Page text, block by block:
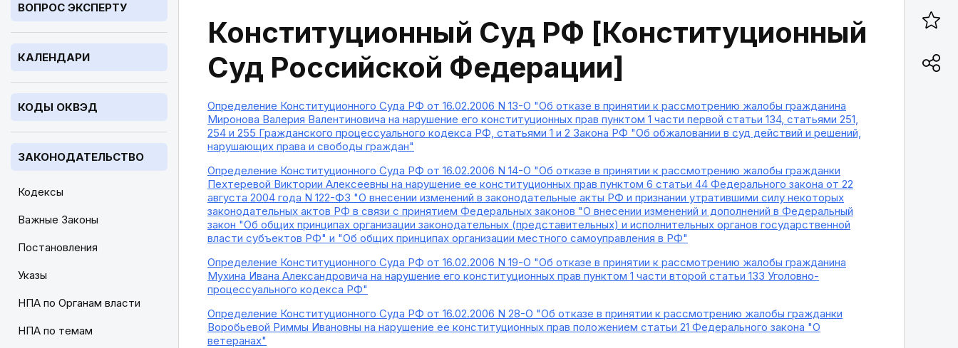
ВОПРОС ЭКСПЕРТУ
КАЛЕНДАРИ
КОДЫ ОКВЭД
ЗАКОНОДАТЕЛЬСТВО
Кодексы
Важные Законы
Постановления
Указы
НПА по Органам власти
НПА по темам
Конституционный Суд РФ [Конституционный
Суд Российской Федерации]
Определение Конституционного Суда РФ от 16.02.2006 N 13-О "Об отказе в принятии к рассмотрению жалобы гражданина
Миронова Валерия Валентиновича на нарушение его конституционных прав пунктом 1 части первой статьи 134, статьями 251,
254 и 255 Гражданского процессуального кодекса РФ, статьями 1 и 2 Закона РФ "Об обжаловании в суд действий и решений,
нарушающих права и свободы граждан"
Определение Конституционного Суда РФ от 16.02.2006 N 14-О "Об отказе в принятии к рассмотрению жалобы гражданки
Пехтеревой Виктории Алексеевны на нарушение ее конституционных прав пунктом 6 статьи 44 Федерального закона от 22
августа 2004 года N 122-ФЗ "О внесении изменений в законодательные акты РФ и признании утратившими силу некоторых
законодательных актов РФ в связи с принятием Федеральных законов "О внесении изменений и дополнений в Федеральный
закон "Об общих принципах организации законодательных (представительных) и исполнительных органов государственной
власти субъектов РФ" и "Об общих принципах организации местного самоуправления в РФ"
Определение Конституционного Суда РФ от 16.02.2006 N 19-О "Об отказе в принятии к рассмотрению жалобы гражданина
Мухина Ивана Александровича на нарушение его конституционных прав пунктом 1 части второй статьи 133 Уголовно-
процессуального кодекса РФ"
Определение Конституционного Суда РФ от 16.02.2006 N 28-О "Об отказе в принятии к рассмотрению жалобы гражданки
Воробьевой Риммы Ивановны на нарушение ее конституционных прав положением статьи 21 Федерального закона "О
ветеранах"